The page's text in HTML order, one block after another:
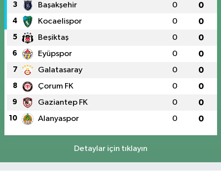
3 Başakşehir 0 0
4 Kocaelispor 0 0
5 Beşiktaş 0 0
6 Eyüpspor 0 0
7 Galatasaray 0 0
8 Çorum FK 0 0
9 Gaziantep FK 0 0
10 Alanyaspor 0 0
Detaylar için tıklayın